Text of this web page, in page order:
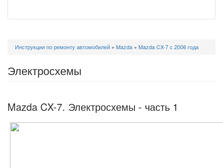
Вы
Инструкции по ремонту автомобилей » Mazda » Mazda CX-7 с 2006 года
Электросхемы
Mazda CX-7. Электросхемы - часть 1